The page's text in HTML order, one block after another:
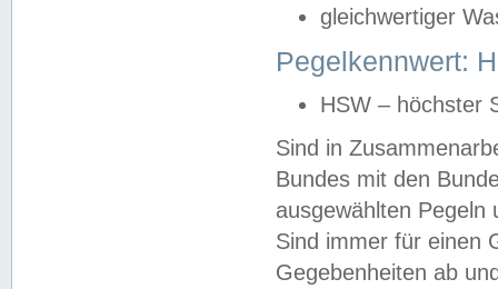
gleichwertiger
Pegelkennwert:
HSW – höchster
Sind in
Bundes mit den
ausgewählten
Sind immer für einen
Gegebenheiten ab